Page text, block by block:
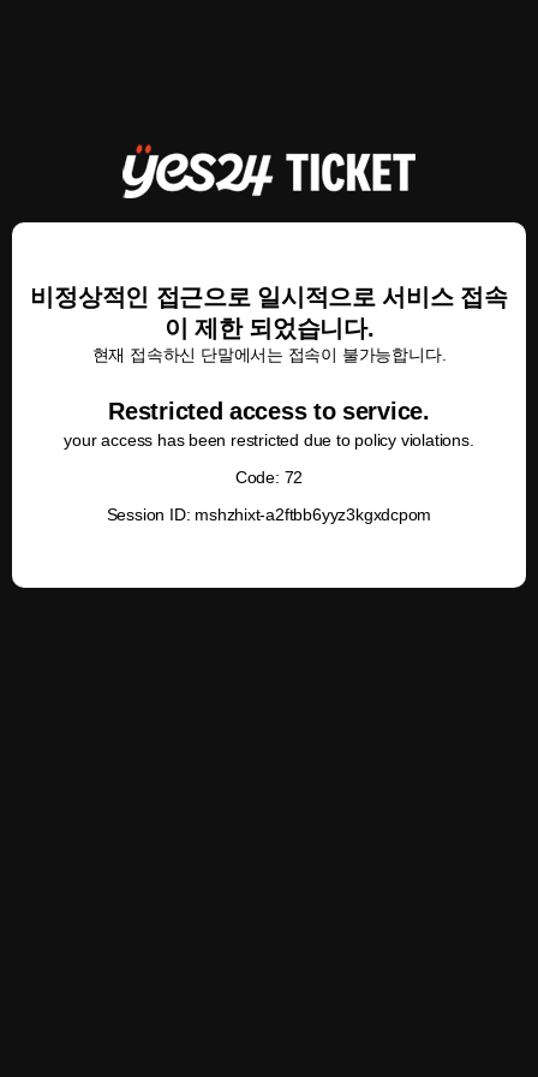
비정상적인 접근으로 일시적으로 서비스 접속
이 제한 되었습니다.
현재 접속하신 단말에서는 접속이 불가능합니다.
Restricted access to service.
your access has been restricted due to policy violations.
Code: 72
Session ID: mshzhixt-a2ftbb6yyz3kgxdcpom